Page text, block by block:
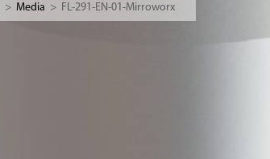
> Media > FL-291-EN-01-Mirroworx